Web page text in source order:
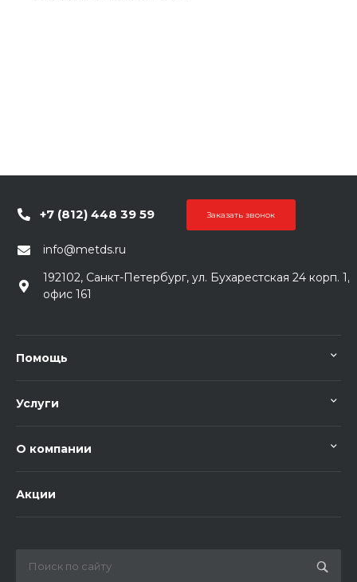
+7 (812) 448 39 59 Заказать звонок
info@metds.ru
192102, Санкт-Петербург, ул. Бухарестская 24 корп. 1,
офис 161
Помощь
Услуги
О компании
Акции